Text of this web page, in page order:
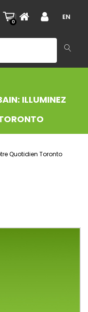
0
| EN
ILLUMINEZ
Quotidien Toronto